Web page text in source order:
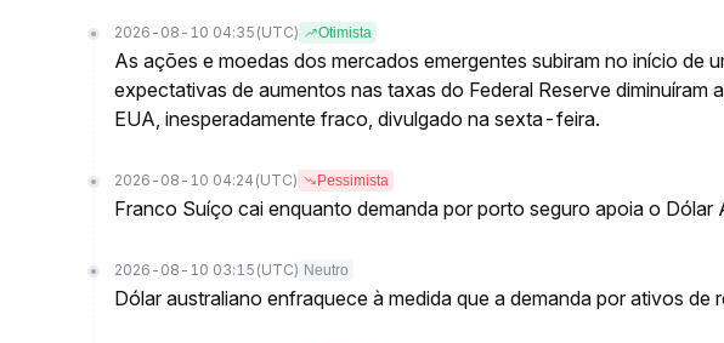
2026-08-10 04:35 (UTC) Otimista
As ações e moedas dos mercados emergentes subiram no início de
expectativas de aumentos nas taxas do Federal Reserve diminuíram
EUA, inesperadamente fraco, divulgado na sexta-feira.
2026-08-10 04:24 (UTC) Pessimista
Franco Suíço cai enquanto demanda por porto seguro apoia o Dólar
2026-08-10 03:15 (UTC) Neutro
Dólar australiano enfraquece à medida que a demanda por ativos de